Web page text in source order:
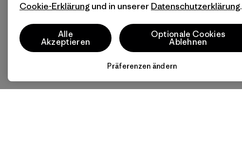
Cookie-Erklärung und in unserer Datenschutzerklärung.
Alle
Akzeptieren
Optionale Cookies
Ablehnen
Präferenzen ändern